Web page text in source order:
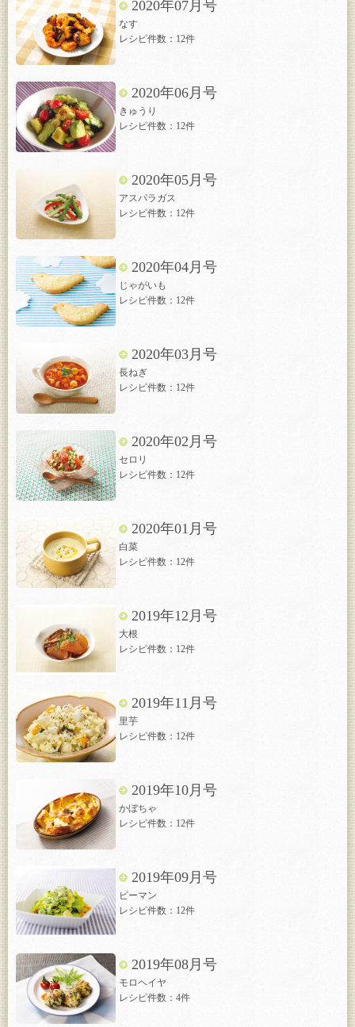
2020年07月号
なす
レシピ件数：12件
2020年06月号
きゅうり
レシピ件数：12件
2020年05月号
アスパラガス
レシピ件数：12件
2020年04月号
じゃがいも
レシピ件数：12件
2020年03月号
長ねぎ
レシピ件数：12件
2020年02月号
セロリ
レシピ件数：12件
2020年01月号
白菜
レシピ件数：12件
2019年12月号
大根
レシピ件数：12件
2019年11月号
里芋
レシピ件数：12件
2019年10月号
かぼちゃ
レシピ件数：12件
2019年09月号
ピーマン
レシピ件数：12件
2019年08月号
モロヘイヤ
レシピ件数：4件